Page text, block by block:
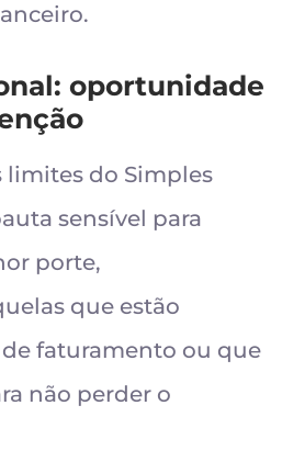
oportunidade
limites do Simples
sensível para
porte,
que estão
faturamento ou que
não perder o